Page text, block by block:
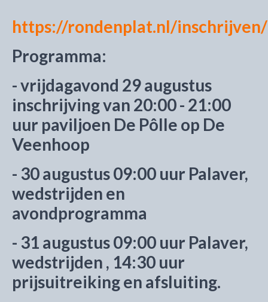
https://rondenplat.nl/inschrijven/
Programma:
- vrijdagavond 29 augustus
inschrijving van 20:00 - 21:00
uur paviljoen De Pôlle op De
Veenhoop
- 30 augustus 09:00 uur Palaver,
wedstrijden en
avondprogramma
- 31 augustus 09:00 uur Palaver,
wedstrijden , 14:30 uur
prijsuitreiking en afsluiting.